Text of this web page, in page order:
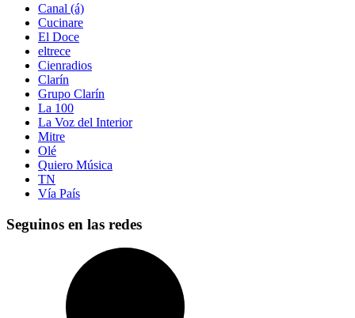
Canal (á)
Cucinare
El Doce
eltrece
Cienradios
Clarín
Grupo Clarín
La 100
La Voz del Interior
Mitre
Olé
Quiero Música
TN
Vía País
Seguinos en las redes